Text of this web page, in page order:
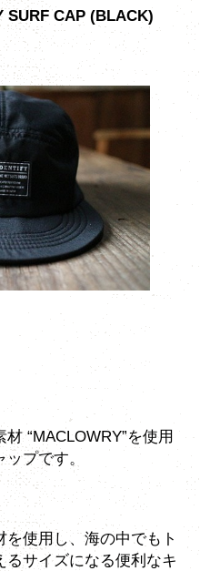
SURF CAP (BLACK)
“MACLOWRY”を使用
プです。
使用し、海の中でもト
サイズになる便利なキ